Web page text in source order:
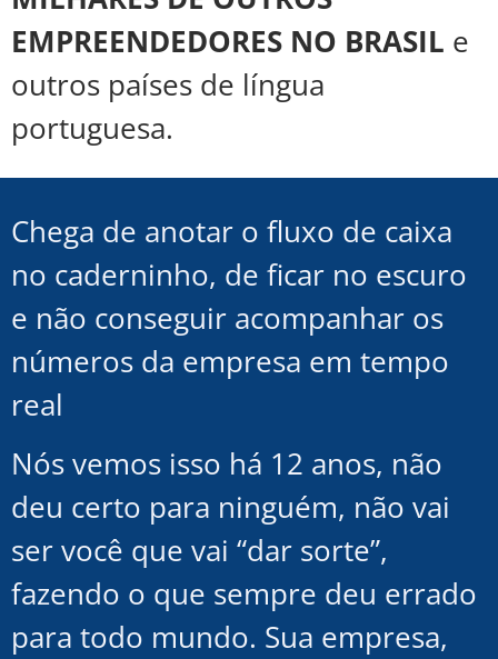
EMPREENDEDORES NO BRASIL e
outros países de língua
portuguesa.
Chega de anotar o fluxo de caixa
no caderninho, de ficar no escuro
e não conseguir acompanhar os
números da empresa em tempo
real
Nós vemos isso há 12 anos, não
deu certo para ninguém, não vai
ser você que vai “dar sorte”,
fazendo o que sempre deu errado
para todo mundo. Sua empresa,